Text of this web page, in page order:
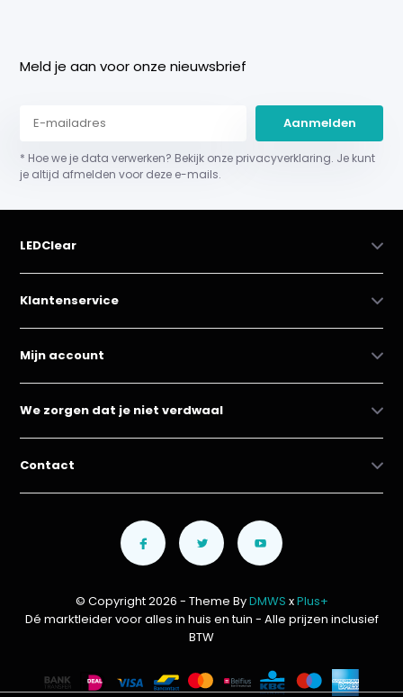
Meld je aan voor onze nieuwsbrief
Aanmelden
* Hoe we je data verwerken? Bekijk onze privacyverklaring. Je kunt
je altijd afmelden voor deze e-mails.
LEDClear
Klantenservice
Mijn account
We zorgen dat je niet verdwaal
Contact
© Copyright 2026 - Theme ByDMWS xPlus+
Dé marktleider voor alles in huis en tuin - Alle prijzen inclusief
BTW